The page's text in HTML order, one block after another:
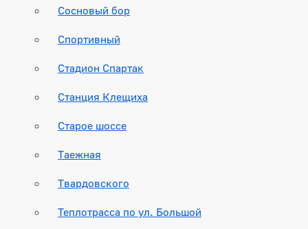
Сосновый бор
Спортивный
Стадион Спартак
Станция Клещиха
Старое шоссе
Таежная
Твардовского
Теплотрасса по ул. Большой